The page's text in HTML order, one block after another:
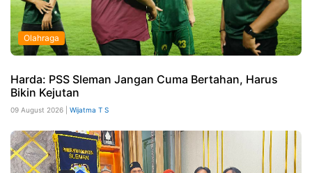
Olahraga
Harda: PSS Sleman Jangan Cuma Bertahan, Harus
Bikin Kejutan
09 August 2026 | Wijatma T S